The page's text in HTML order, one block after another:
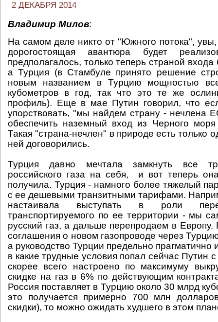
2 ДЕКАБРЯ 2014
Владимир Милов:
На самом деле никто от "Южного потока", увы,
дорогостоящая авантюра будет
предполагалось, только теперь страной входа
а Турция (в Стамбуле принято решение
новым названием в Турцию мощностью
кубометров в год, так что это те же
профиль). Еще в мае Путин говорил, что
упорствовать, "мы найдем страну - нечлена
обеспечить наземный вход из Черного
Такая "страна-нечлен" в природе есть только
ней договорились.
Турция давно мечтала замкнуть все
российского газа на себя, и вот теперь
получила. Турция - намного более тяжелый
с ее дешевыми транзитными тарифами.
настаивала выступать в роли
транспортируемого по ее территории - мы
русский газ, а дальше перепродаем в Европу.
соглашения о новом газопроводе через
а руководство Турции предельно
в какие трудные условия попал сейчас Путин
скорее всего настроено по максимуму
скидке на газ в 6% по действующим
Россия поставляет в Турцию около 30 млрд
это получается примерно 700 млн
скидки), то можно ожидать худшего в этом